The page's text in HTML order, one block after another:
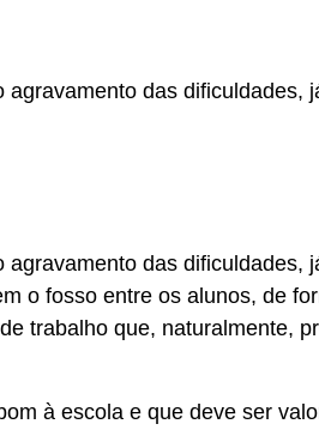
das dificuldades,
das
o fosso entre os alunos, de
trabalho que, naturalmente,
à escola e que deve ser